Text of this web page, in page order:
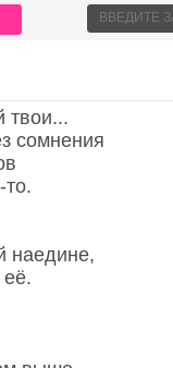
твои...
сомнения
наедине,